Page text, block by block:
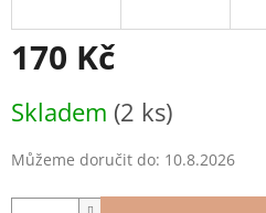
170 Kč
cena:
Skladem (2 ks)
Můžeme doručit do: 10.8.2026